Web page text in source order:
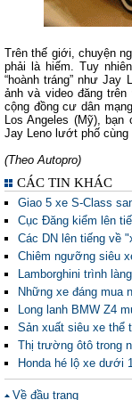
Trên thế giới, chuyện
phải là hiếm. Tuy
“hoành tráng” như
ảnh và video đăng
cộng đồng cư dân
Los Angeles (Mỹ),
Jay Leno lướt phố
(Theo Autopro)
CÁC TIN KHÁC
Giao 5 xe S-Class
Cục Đăng kiểm lên
Các DN lên tiếng về
Chiêm ngưỡng siêu
Lamborghini trình
Những xe đáng mua
Long lanh BMW Z4
Sản xuất siêu xe thể
Thị trường ôtô trong
Honda hé lộ xe dưới
Về đầu trang